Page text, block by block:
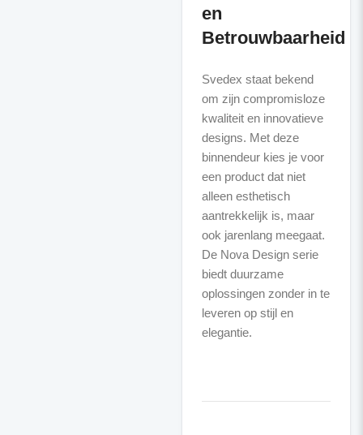
en
Betrouwbaarheid
Svedex staat bekend
om zijn compromisloze
kwaliteit en innovatieve
designs. Met deze
binnendeur kies je voor
een product dat niet
alleen esthetisch
aantrekkelijk is, maar
ook jarenlang meegaat.
De Nova Design serie
biedt duurzame
oplossingen zonder in te
leveren op stijl en
elegantie.